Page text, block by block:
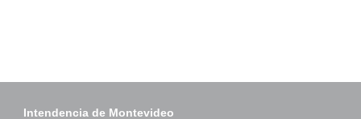
Intendencia de Montevideo